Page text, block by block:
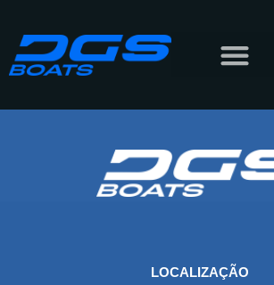
LOCALIZAÇÃO